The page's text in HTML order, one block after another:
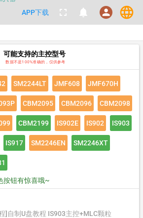
具都
APP下载 fullscreen notifications person language
可能支持的主控型号
数据不是100%准确的，仅供参考
SM2244LT JMF608 JMF670H
CBM2095 CBM2096 CBM2098
CBM2199 IS902E IS902 IS903
IS917 SM2246EN SM2246XT
按钮有惊喜哦~
]自制U盘教程 IS903主控+MLC颗粒